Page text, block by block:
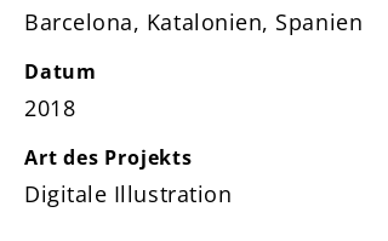
Barcelona, Katalonien, Spanien
Datum
2018
Art des Projekts
Digitale Illustration